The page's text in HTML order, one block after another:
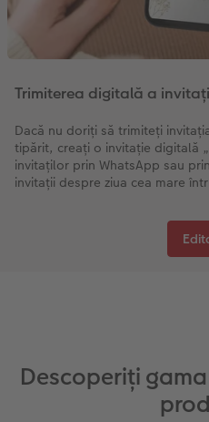
Trimiterea digitală a
Dacă nu doriți să trimiteți
tipărit, creați o invitație digitală
invitaților prin WhatsApp sau
invitații despre ziua cea mare
Descoperiți